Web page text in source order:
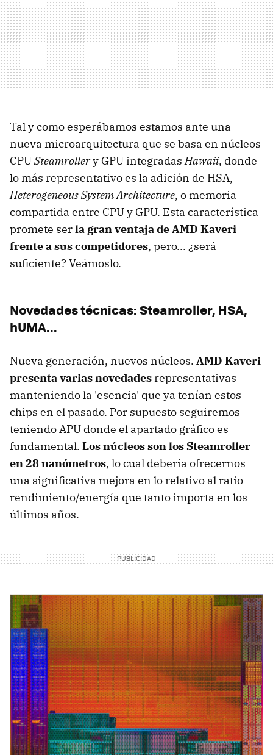
Tal y como esperábamos estamos ante una
nueva microarquitectura que se basa en núcleos
CPUSteamrollery GPU integradasHawaii, donde
lo más representativo es la adición de HSA,
Heterogeneous System Architecture, o memoria
compartida entre CPU y GPU. Esta característica
promete serla gran ventaja de AMD Kaveri
frente a sus competidores, pero... ¿será
suficiente? Veámoslo.
Novedades técnicas: Steamroller, HSA,
hUMA...
Nueva generación, nuevos núcleos. AMD Kaveri
presenta varias novedades representativas
manteniendo la 'esencia' que ya tenían estos
chips en el pasado. Por supuesto seguiremos
teniendo APU donde el apartado gráfico es
fundamental. Los núcleos son los Steamroller
en 28 nanómetros, lo cual debería ofrecernos
una significativa mejora en lo relativo al ratio
rendimiento/energía que tanto importa en los
últimos años.